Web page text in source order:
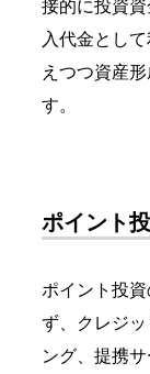
接的に投資
入代金とし
えつつ資産
す。
ポイント
ポイント投
ず、クレジ
ング、提携